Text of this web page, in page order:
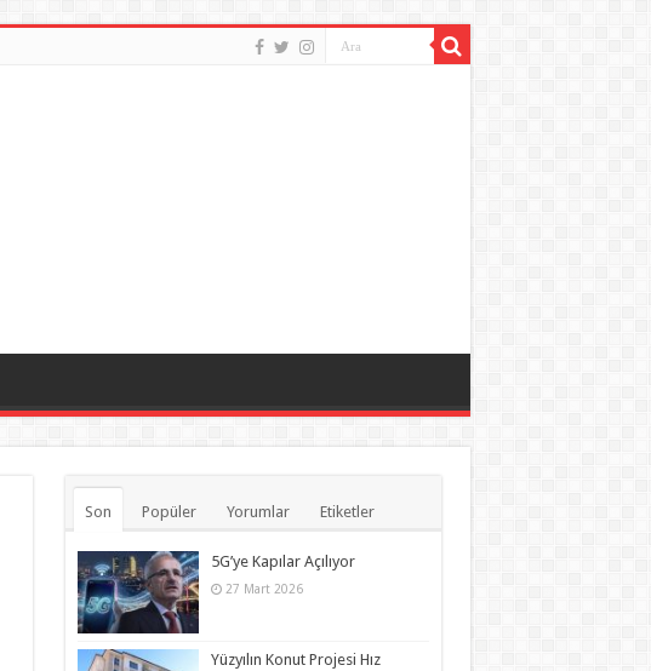
Son Popüler Yorumlar Etiketler
5G’ye Kapılar Açılıyor
27 Mart 2026
Yüzyılın Konut Projesi Hız